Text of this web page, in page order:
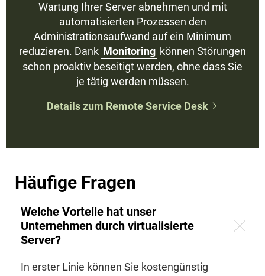
Wartung Ihrer Server abnehmen und mit
automatisierten Prozessen den
Administrationsaufwand auf ein Minimum
reduzieren. Dank Monitoring können Störungen
schon proaktiv beseitigt werden, ohne dass Sie
je tätig werden müssen.
Details zum Remote Service Desk

Häufige Fragen
Welche Vorteile hat unser
Unternehmen durch virtualisierte
Server?
In erster Linie können Sie kostengünstig